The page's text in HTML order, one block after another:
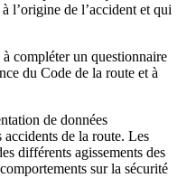
l’origine de l’accident et qui
compléter un questionnaire
du Code de la route et à
de données
de la route. Les
différents agissements des
sur la sécurité